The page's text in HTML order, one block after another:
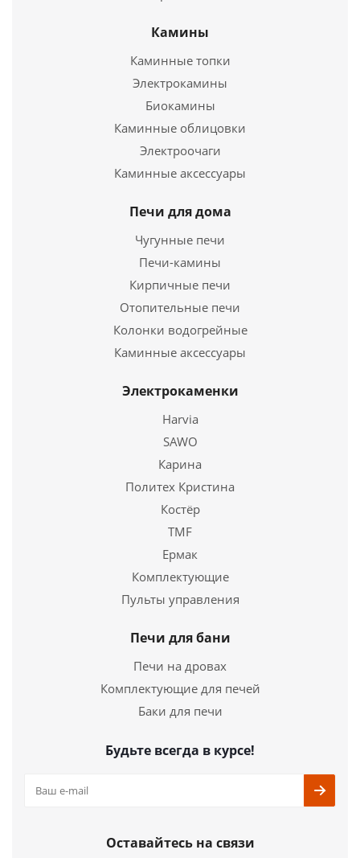
Термостойкое стекло ROBAX (4*380*527 мм)
Подробнее
Термостойкое стекло ROBAX (4*250*464 мм)
2 520руб.
Камины
Каминные топки
Электрокамины
Биокамины
Каминные облицовки
Электроочаги
Каминные аксессуары
Печи для дома
Чугунные печи
Печи-камины
Кирпичные печи
Отопительные печи
Колонки водогрейные
Каминные аксессуары
Электрокаменки
Harvia
SAWO
Карина
Политех Кристина
Костёр
TMF
Ермак
Комплектующие
Пульты управления
Печи для бани
Печи на дровах
Комплектующие для печей
Баки для печи
Будьте всегда в курсе!
Оставайтесь на связи